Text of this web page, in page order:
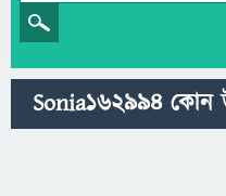
Sonia162994 কোন